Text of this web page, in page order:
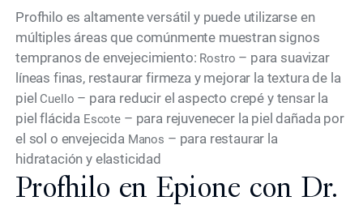
Profhilo es altamente versátil y puede utilizarse en
múltiples áreas que comúnmente muestran signos
tempranos de envejecimiento: Rostro – para suavizar
líneas finas, restaurar firmeza y mejorar la textura de la
piel Cuello – para reducir el aspecto crepé y tensar la
piel flácida Escote – para rejuvenecer la piel dañada por
el sol o envejecida Manos – para restaurar la
hidratación y elasticidad
Profhilo en Epione con Dr.